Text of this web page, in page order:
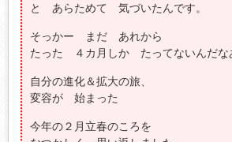
と あらためて 気づいたんです。
そっかー まだ あれから
たった ４カ月しか たってないんだな
自分の進化＆拡大の旅、
変容が 始まった
今年の２月立春のころを